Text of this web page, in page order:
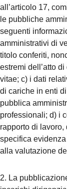
all’articolo 17,
le pubbliche
seguenti
amministrativi di
titolo conferiti,
estremi dell’atto
vitae; c) i dati
di cariche in enti
pubblica
professionali; d) i
rapporto di
specifica
alla valutazione
2. La